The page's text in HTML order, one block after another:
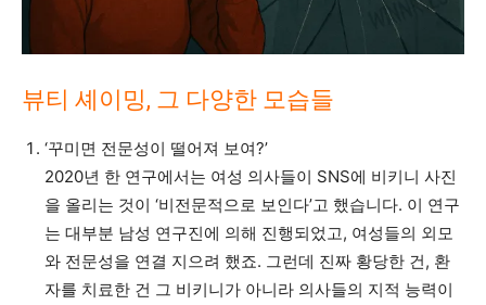
뷰티 셰이밍, 그 다양한 모습들
‘꾸미면 전문성이 떨어져 보여?’
2020년 한 연구에서는 여성 의사들이 SNS에 비키니 사진
을 올리는 것이 ‘비전문적으로 보인다’고 했습니다. 이 연구
는 대부분 남성 연구진에 의해 진행되었고, 여성들의 외모
와 전문성을 연결 지으려 했죠. 그런데 진짜 황당한 건, 환
자를 치료한 건 그 비키니가 아니라 의사들의 지적 능력이